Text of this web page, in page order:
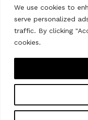
We use cookies to
serve personalized
traffic. By clicking
cookies.
Copyright © 2026
créateurs de mode |